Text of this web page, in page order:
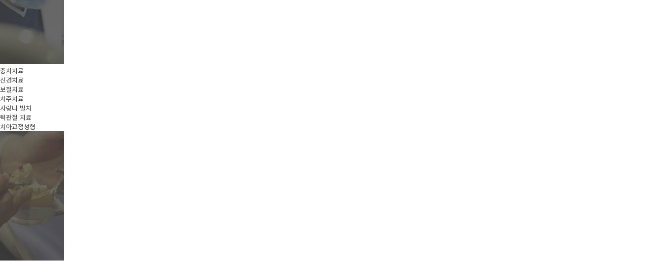
충치치료
신경치료
보철치료
치주치료
사랑니 발치
턱관절 치료
치아교정성형